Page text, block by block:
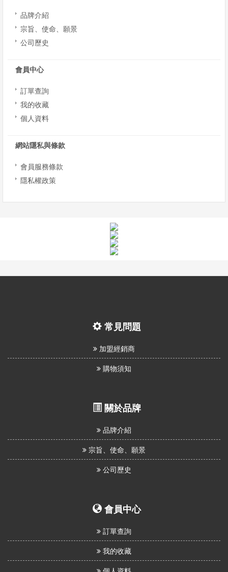
品牌介紹
宗旨、使命、願景
公司歷史
會員中心
訂單查詢
我的收藏
個人資料
網站隱私與條款
會員服務條款
隱私權政策
常見問題
加盟經銷商
購物須知
關於品牌
品牌介紹
宗旨、使命、願景
公司歷史
會員中心
訂單查詢
我的收藏